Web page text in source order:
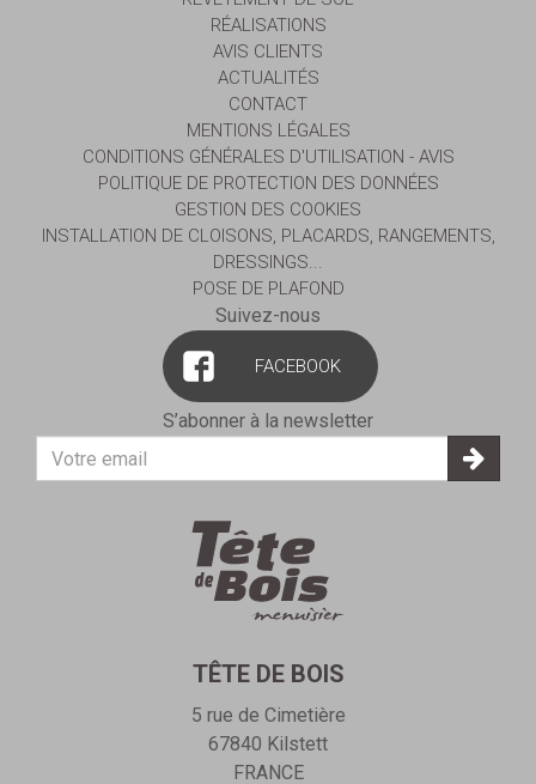
RÉALISATIONS
AVIS CLIENTS
ACTUALITÉS
CONTACT
MENTIONS LÉGALES
CONDITIONS GÉNÉRALES D'UTILISATION - AVIS
POLITIQUE DE PROTECTION DES DONNÉES
GESTION DES COOKIES
INSTALLATION DE CLOISONS, PLACARDS, RANGEMENTS,
DRESSINGS...
POSE DE PLAFOND
Suivez-nous
FACEBOOK
S’abonner à la newsletter
adresse
mail
TÊTE DE BOIS
5 rue de Cimetière
67840 Kilstett
FRANCE